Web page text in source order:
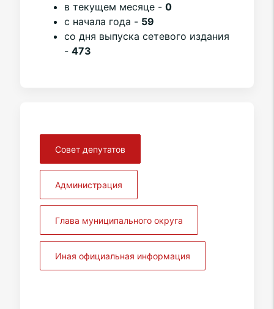
в текущем месяце - 0
с начала года - 59
со дня выпуска сетевого издания
- 473
Совет депутатов
Администрация
Глава муниципального округа
Иная официальная информация